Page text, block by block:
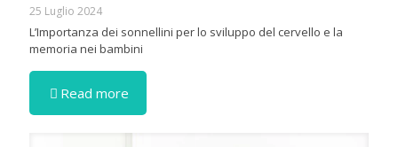
25 Luglio 2024
L’Importanza dei sonnellini per lo sviluppo del cervello e la
memoria nei bambini
Read more